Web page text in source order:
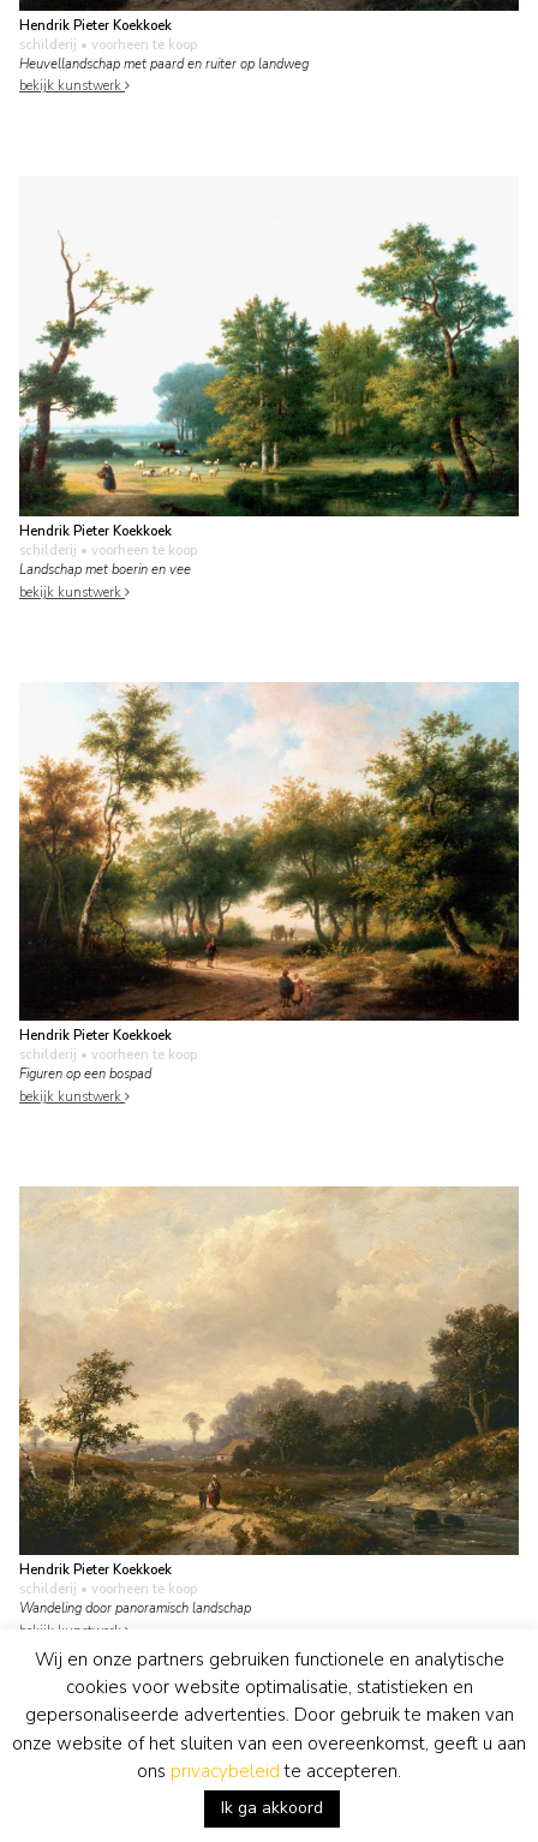
Hendrik Pieter Koekkoek
schilderij • voorheen te koop
Heuvellandschap met paard en ruiter op landweg
bekijk kunstwerk
Hendrik Pieter Koekkoek
schilderij • voorheen te koop
Landschap met boerin en vee
bekijk kunstwerk
Hendrik Pieter Koekkoek
schilderij • voorheen te koop
Figuren op een bospad
bekijk kunstwerk
Hendrik Pieter Koekkoek
schilderij • voorheen te koop
Wandeling door panoramisch landschap
bekijk kunstwerk
Wij en onze partners gebruiken functionele en analytische
cookies voor website optimalisatie, statistieken en
gepersonaliseerde advertenties. Door gebruik te maken van
onze website of het sluiten van een overeenkomst, geeft u aan
ons privacybeleid te accepteren.
Ik ga akkoord